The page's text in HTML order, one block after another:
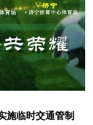
施临时交通管制